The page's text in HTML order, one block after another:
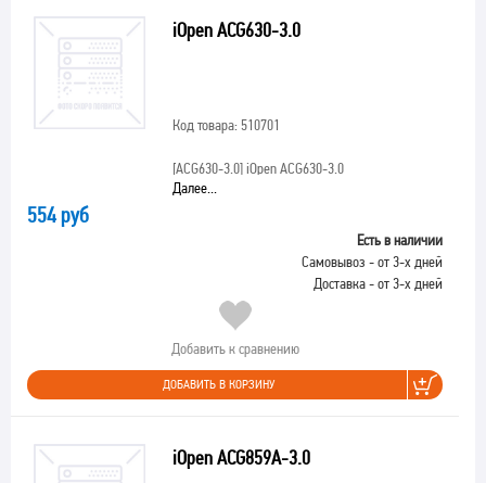
iOpen ACG630-3.0
Код товара: 510701
[ACG630-3.0]iOpen ACG630-3.0
Далее...
554 руб
Есть в наличии
Самовывоз - от 3-х дней
Доставка - от 3-х дней
Добавить к сравнению
ДОБАВИТЬ В КОРЗИНУ
iOpen ACG859A-3.0